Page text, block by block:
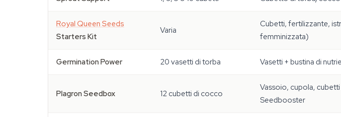
Royal Queen Seeds
Starters Kit
Varia
Cubetti, fertilizzante,
femminizzata)
Germination Power 20 vasetti di torba Vasetti + bustina di
Plagron Seedbox 12 cubetti di cocco
Vassoio, cupola,
Seedbooster